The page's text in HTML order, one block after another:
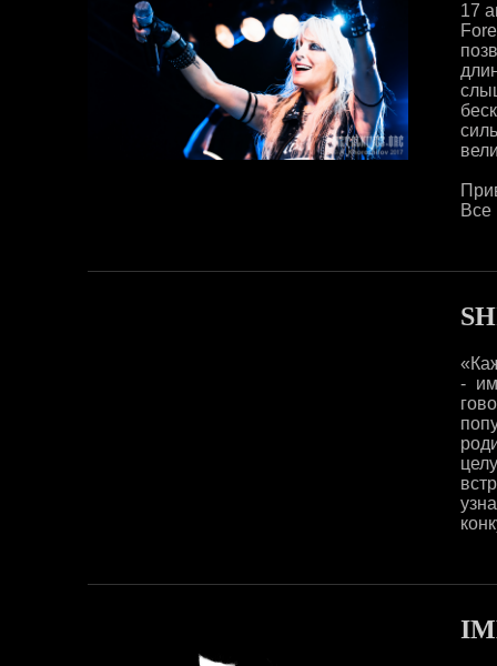
17
Все
-